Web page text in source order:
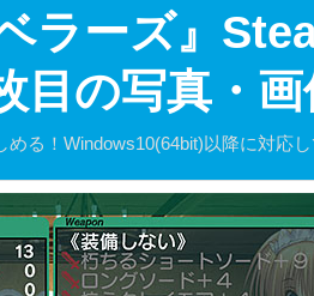
ラーズ』
目の写真・画
る！Windows10(64bit)以降に対応